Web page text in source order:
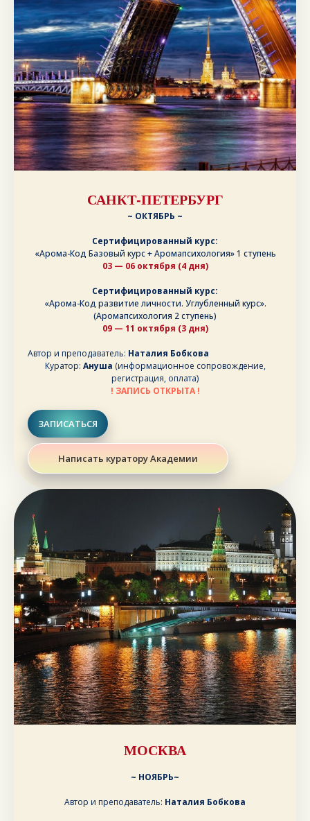
САНКТ-ПЕТЕРБУРГ
~ ОКТЯБРЬ ~
Сертифицированный курс:
«Арома-Код Базовый курс + Аромапсихология» 1 ступень
03 — 06 октября (4 дня)
Сертифицированный курс:
«Арома-Код развитие личности. Углубленный курс».
(Аромапсихология 2 ступень)
09 — 11 октября (3 дня)
Автор и преподаватель: Наталия Бобкова
Куратор: Ануша (информационное сопровождение,
регистрация, оплата)
! ЗАПИСЬ ОТКРЫТА !
ЗАПИСАТЬСЯ
Написать куратору Академии
МОСКВА
~ НОЯБРЬ~
Автор и преподаватель: Наталия Бобкова